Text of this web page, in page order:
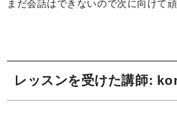
まだ会話はできないので次に向けて頑
レッスンを受けた講師: